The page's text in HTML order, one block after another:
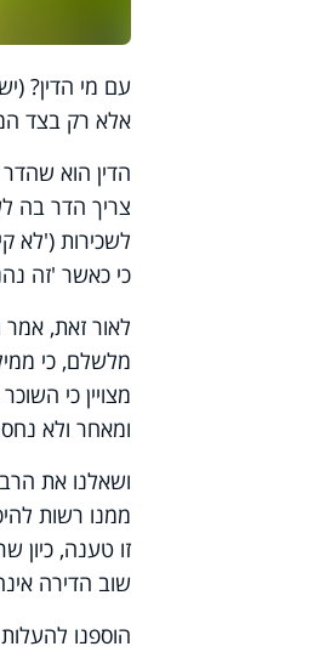
עם מי הדין?
אלא רק בצד
הדין הוא
צריך הדר בה
לשכירות ('לא
כי כאשר 'זה
לאור זאת,
מלשלם, כי
מצויין כי
ומאחר ולא
ושאלנו את
ממנו רשות
זו טענה, כיון
שוב הדירה
הוספנו